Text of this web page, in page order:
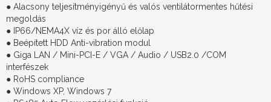
● Alacsony teljesítményigényű és valós ventilátormentes hűtési
megoldás
● IP66/NEMA4X víz és por álló előlap
● Beépített HDD Anti-vibration modul
● Giga LAN / Mini-PCI-E / VGA / Audio / USB2.0 /COM
interfészek
● RoHS compliance
● Windows XP, Windows 7